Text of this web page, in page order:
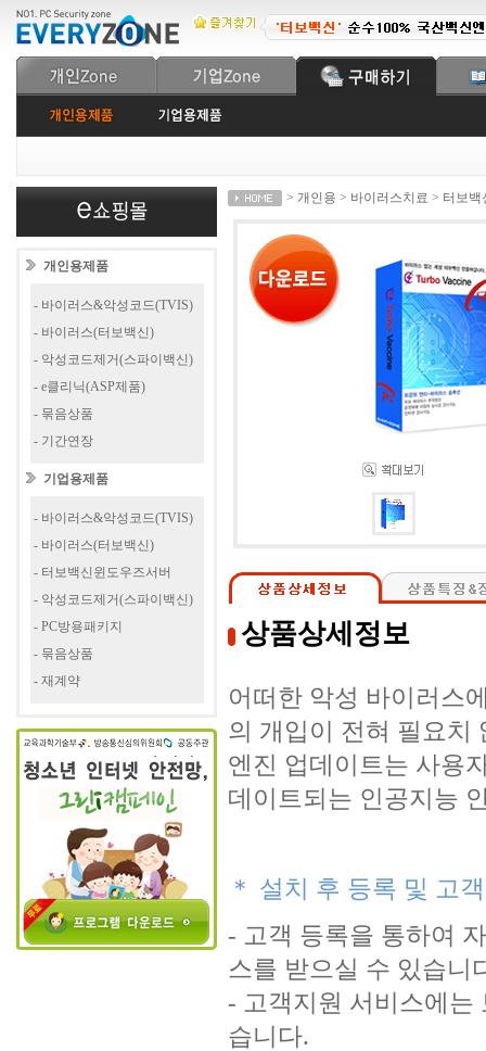
개인용제품
- 바이러스&악성코드(TVIS)
- 바이러스(터보백신)
- 악성코드제거(스파이백신)
- e클리닉(ASP제품)
- 묶음상품
- 기간연장
기업용제품
- 바이러스&악성코드(TVIS)
- 바이러스(터보백신)
- 터보백신윈도우즈서버
- 악성코드제거(스파이백신)
- PC방용패키지
- 묶음상품
- 재계약
> 개인용 > 바이러스치료 > 터보
상품상세정보
어떠한 악성 바이러스
의 개입이 전혀 필요치
엔진 업데이트는 사용
데이트되는 인공지능
＊ 설치 후 등록 및 고
- 고객 등록을 통하여
스를 받으실 수 있습니
- 고객지원 서비스에는
습니다.